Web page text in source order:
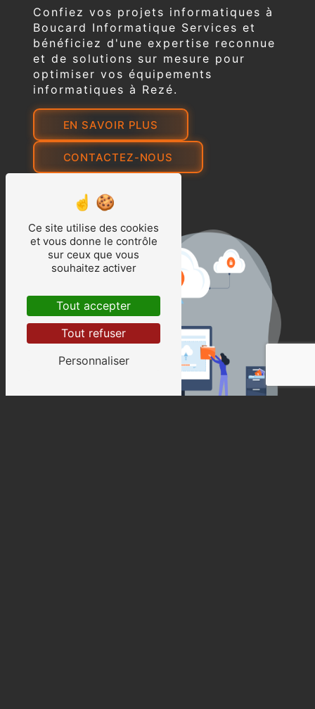
Confiez vos projets informatiques à
Boucard Informatique Services et
bénéficiez d'une expertise reconnue
et de solutions sur mesure pour
optimiser vos équipements
informatiques à Rezé.
EN SAVOIR PLUS
CONTACTEZ-NOUS
Ce site utilise des cookies
et vous donne le contrôle
sur ceux que vous
souhaitez activer
Tout accepter
Tout refuser
Personnaliser